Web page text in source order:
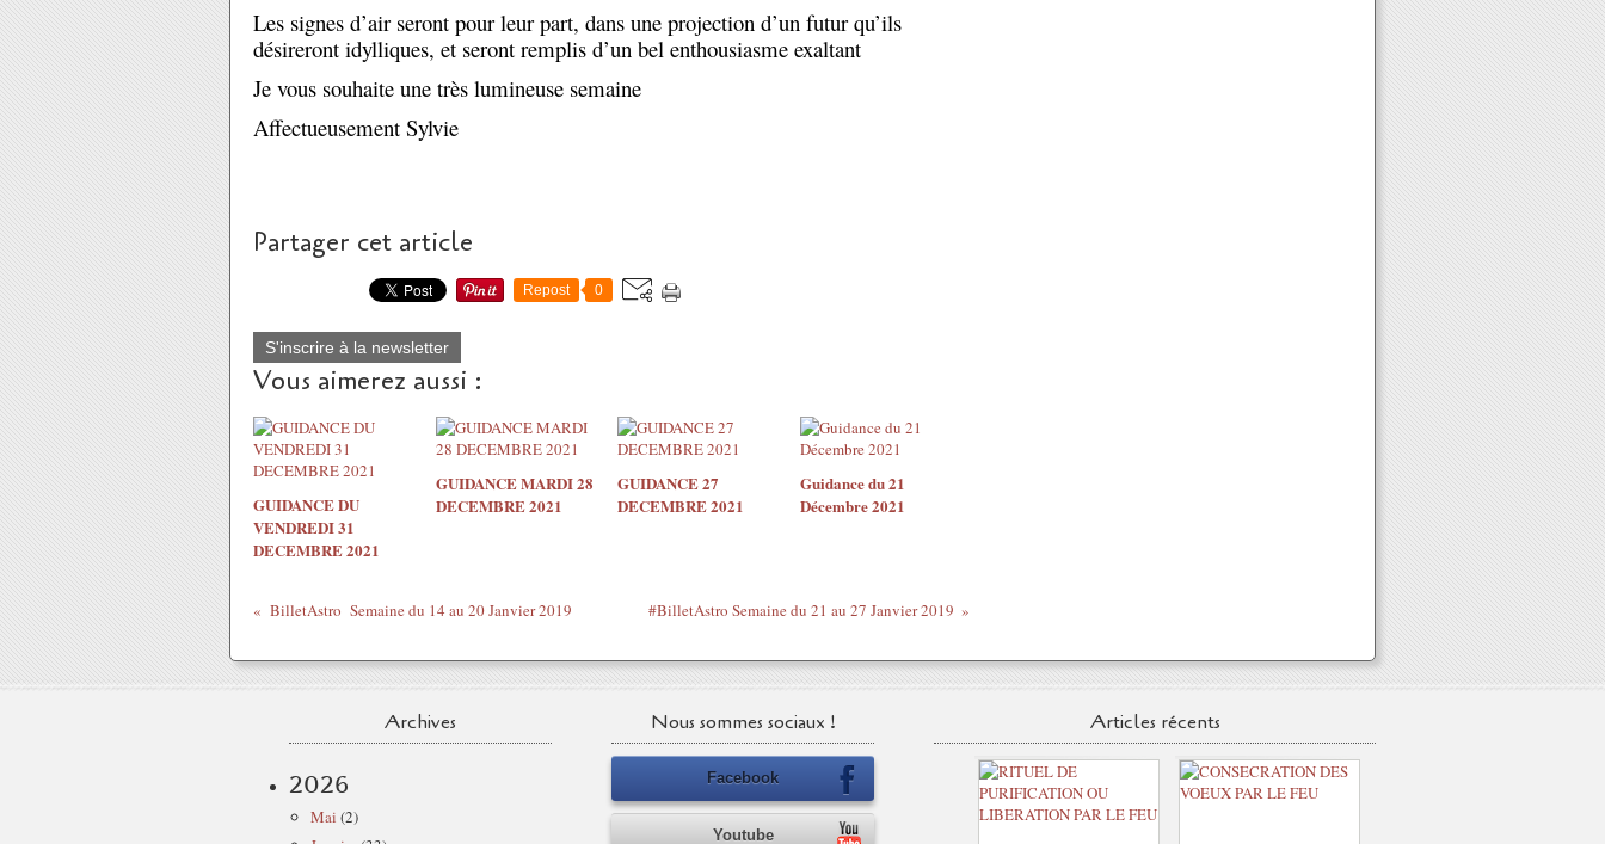
Les signes d’air seront pour leur part, dans une projection d’un futur qu’ils
désireront idylliques, et seront remplis d’un bel enthousiasme exaltant
Je vous souhaite une très lumineuse semaine
Affectueusement Sylvie
Partager cet article
Repost 0
S'inscrire à la newsletter
Vous aimerez aussi :
GUIDANCE DU
VENDREDI 31
DECEMBRE 2021
GUIDANCE MARDI 28
DECEMBRE 2021
GUIDANCE 27
DECEMBRE 2021
Guidance du 21
Décembre 2021
BilletAstro Semaine du 14 au 20 Janvier 2019 #BilletAstro Semaine du 21 au 27 Janvier 2019
Archives
2026
Mai (2)
Nous sommes sociaux !
Facebook
Youtube
Articles récents